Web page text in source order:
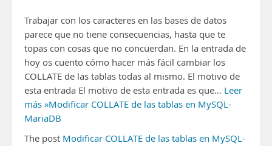
Trabajar con los caracteres en las bases de datos
parece que no tiene consecuencias, hasta que te
topas con cosas que no concuerdan. En la entrada de
hoy os cuento cómo hacer más fácil cambiar los
COLLATE de las tablas todas al mismo. El motivo de
esta entrada El motivo de esta entrada es que… Leer
más »Modificar COLLATE de las tablas en MySQL-
MariaDB
The post Modificar COLLATE de las tablas en MySQL-